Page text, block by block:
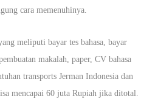
cara memenuhinya.
meliputi bayar tes bahasa, bayar
makalah, paper, CV bahasa
transports Jerman Indonesia dan
mencapai 60 juta Rupiah jika ditotal.